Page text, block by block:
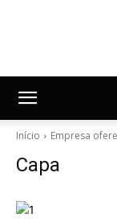
Início Empresa
Capa